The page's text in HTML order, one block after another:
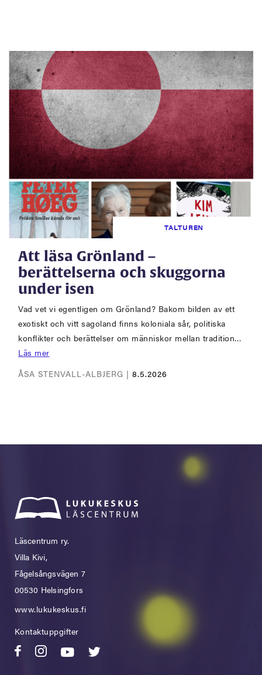
TALTUREN
Att läsa Grönland –
berättelserna och skuggorna
under isen
Vad vet vi egentligen om Grönland? Bakom bilden av ett
exotiskt och vitt sagoland finns koloniala sår, politiska
konflikter och berättelser om människor mellan tradition…
Läs mer
ÅSA STENVALL-ALBJERG |8.5.2026
Läscentrum ry.
Villa Kivi,
Fågelsångsvägen 7
00530 Helsingfors
www.lukukeskus.fi
Kontaktuppgifter